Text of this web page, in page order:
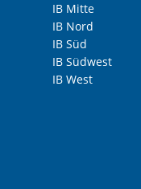
IB Mitte
IB Nord
IB Süd
IB Südwest
IB West